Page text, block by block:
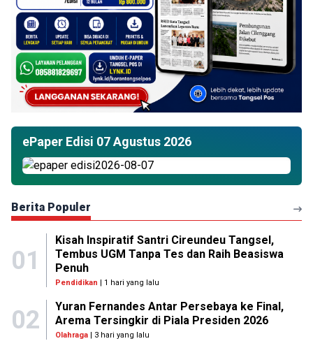
ePaper Edisi 07 Agustus 2026
Berita Populer
01
Kisah Inspiratif Santri Cireundeu Tangsel,
Tembus UGM Tanpa Tes dan Raih Beasiswa
Penuh
Pendidikan | 1 hari yang lalu
02
Yuran Fernandes Antar Persebaya ke Final,
Arema Tersingkir di Piala Presiden 2026
Olahraga| 3 hari yang lalu